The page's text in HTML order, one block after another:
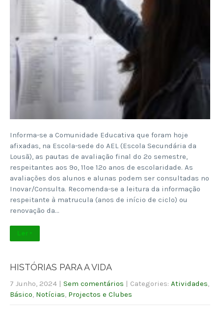
Informa-se a Comunidade Educativa que foram hoje
afixadas, na Escola-sede do AEL (Escola Secundária da
Lousã), as pautas de avaliação final do 2º semestre,
respeitantes aos 9º, 11ºe 12º anos de escolaridade. As
avaliações dos alunos e alunas podem ser consultadas no
Inovar/Consulta. Recomenda-se a leitura da informação
respeitante à matrucula (anos de início de ciclo) ou
renovação da…
Ler +
HISTÓRIAS PARA A VIDA
7 Junho, 2024 | Sem comentários | Categories: Atividades
Básico Notícias Projectos e Clubes